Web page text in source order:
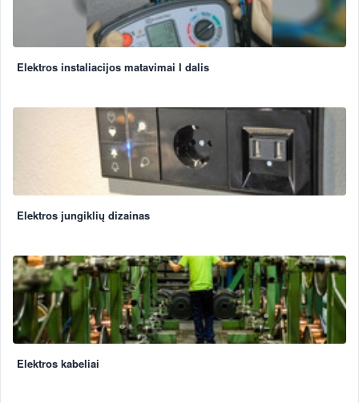
Elektros instaliacijos matavimai I dalis
Elektros jungiklių dizainas
Elektros kabeliai